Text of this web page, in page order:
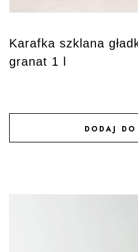
Karafka szklana
granat 1 l
DODAJ
DODAJ DO